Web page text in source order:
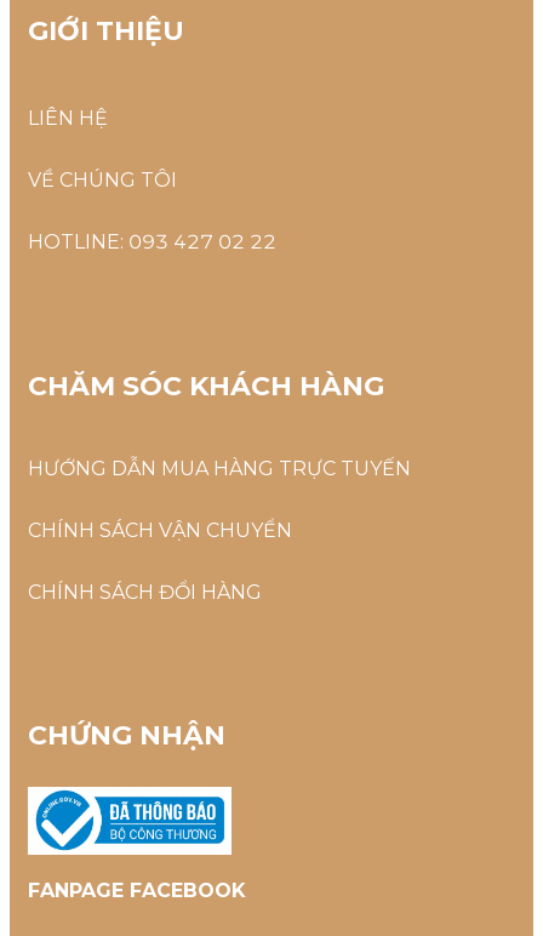
CHỨNG NHẬN
CHĂM SÓC KHÁCH HÀNG
FANPAGE FACEBOOK
GIỚI THIỆU
HƯỚNG DẪN MUA HÀNG TRỰC TUYẾN
CHÍNH SÁCH VẬN CHUYỂN
CHÍNH SÁCH ĐỔI HÀNG
LIÊN HỆ
VỀ CHÚNG TÔI
HOTLINE: 093 427 02 22